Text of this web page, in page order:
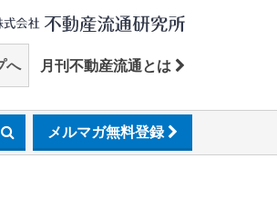
へ 月刊不動産流通とは
メルマガ無料登録